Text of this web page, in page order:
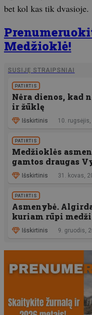
bet kol kas tik dvasioje.
Medžioklė!
SUSIJĘ STRAIPSNIAI
PATIRTIS
Nėra dienos, kad
ir žūklę
Išskirtinis 10.
PATIRTIS
Medžioklės
gamtos draugas
Išskirtinis 31. kovas,
PATIRTIS
Asmenybė.
kuriam rūpi
Išskirtinis 9. gruodis,